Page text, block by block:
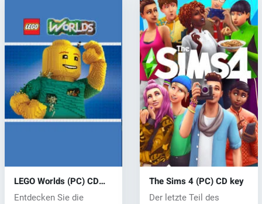
LEGO Worlds (PC) CD
key
Entdecken Sie die
The Sims 4 (PC) CD key
Der letzte Teil des